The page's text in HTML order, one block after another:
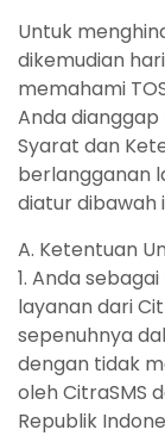
Untuk
dikemudian
memahami
Anda
Syarat dan
berlangganan
diatur dibawah
A. Ketentuan
1. Anda
layanan dari
sepenuhnya
dengan tidak
oleh CitraSMS
Republik